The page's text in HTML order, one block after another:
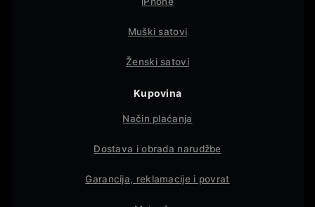
Muški satovi
Ženski satovi
Kupovina
Način plaćanja
Dostava i obrada narudžbe
Garancija, reklamacije i povrat